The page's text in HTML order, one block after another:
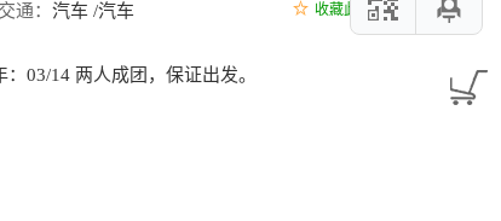
收藏此线路
通： 汽车 /汽车
03/14 两人成团，保证出发。